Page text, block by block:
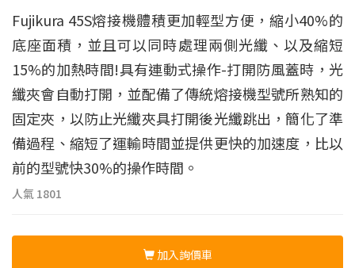
Fujikura 45S熔接機體積更加輕型方便，縮小40%的
底座面積，並且可以同時處理兩側光纖、以及縮短
15%的加熱時間!具有連動式操作-打開防風蓋時，光
纖夾會自動打開，並配備了傳統熔接機型號所熟知的
固定夾，以防止光纖夾具打開後光纖跳出，簡化了準
備過程、縮短了運輸時間並提供更快的加速度，比以
前的型號快30%的操作時間。
人氣 1801
加入詢價車